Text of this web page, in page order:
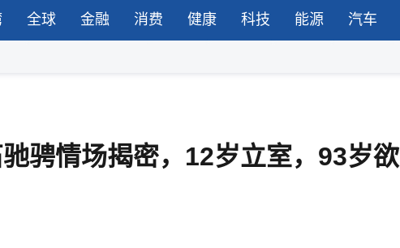
全球 金融 消费 健康 科技 能源 汽车
骋情场揭密，12岁立室，93岁欲